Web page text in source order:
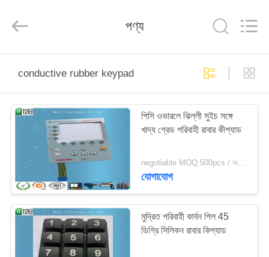
পণ্য
আমাদের
সম্পর্কে
কারখানা
ভ্রমণ
Technology
Co.,
Reserved.
পণ্য
conductive rubber keypad
পিসি ওভারলে ঝিল্লী সুইচ সঙ্গে
খাদ্য গ্রেড পরিবাহী রাবার কীপ্যাড
negotiable MOQ:500pcs / অনেক
যোগাযোগ
মুদ্রিত পরিবাহী কার্বন পিল 45
ডিগ্রি সিলিকন রাবার কিপ্যাড